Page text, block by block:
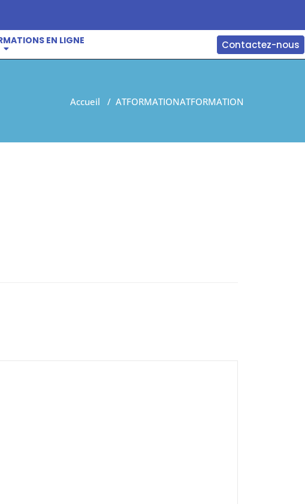
EN LIGNE Contactez-nous
Accueil / ATFORMATIONATFORMATION